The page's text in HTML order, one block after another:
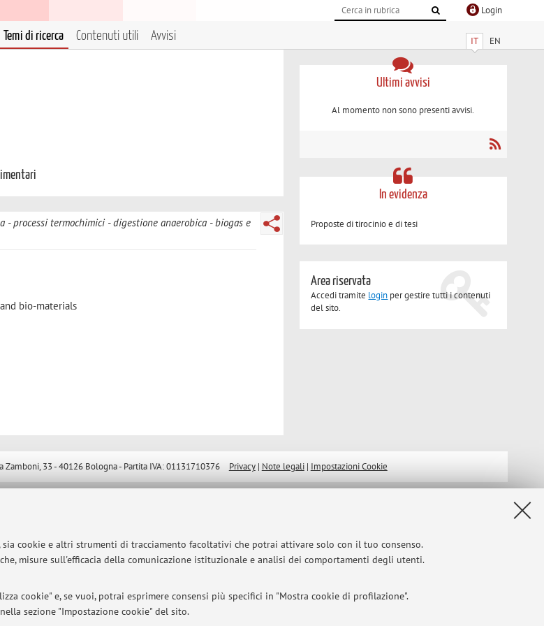
cookie e altri strumenti di tracciamento facoltativi che potrai attivare solo con il tuo consenso.
misure sull'efficacia della comunicazione istituzionale e analisi dei comportamenti degli utenti.
cookie" e, se vuoi, potrai esprimere consensi più specifici in "Mostra cookie di profilazione".
sezione "Impostazione cookie" del sito.
Login
IT EN
Temi di ricerca Contenuti utili Avvisi
processi termochimici digestione anaerobica
biogas e
bio-materials
Ultimi avvisi
Al momento non sono presenti avvisi.
In evidenza
Proposte di tirocinio e di tesi
Area riservata
Accedi tramite login per gestire tutti i contenuti
del sito.
Zamboni, 33 - 40126 Bologna - Partita IVA: 01131710376 Privacy| Note legali| Impostazioni Cookie